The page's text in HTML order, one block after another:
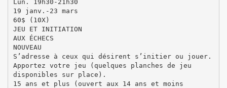
Lun. 19h30-21h30
19 janv.-23 mars
60$ (10X)
JEU ET INITIATION
AUX ÉCHECS
NOUVEAU
S’adresse à ceux qui désirent s’initier ou jouer.
Apportez votre jeu (quelques planches de jeu
disponibles sur place).
15 ans et plus (ouvert aux 14 ans et moins